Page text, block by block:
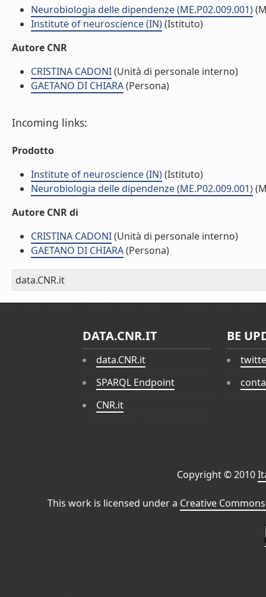
Neurobiologia delle dipendenze (ME.P02.009.001)
Institute of neuroscience (IN)(Istituto)
Autore CNR
CRISTINA CADONI(Unità di personale interno)
GAETANO DI CHIARA(Persona)
Incoming links:
Prodotto
Institute of neuroscience (IN)(Istituto)
Neurobiologia delle dipendenze (ME.P02.009.001)
Autore CNR di
CRISTINA CADONI(Unità di personale interno)
GAETANO DI CHIARA(Persona)
data.CNR.it
DATA.CNR.IT
data.CNR.it
SPARQL Endpoint
CNR.it
BE
Copyright © 2010
This work is licensed under a Creative